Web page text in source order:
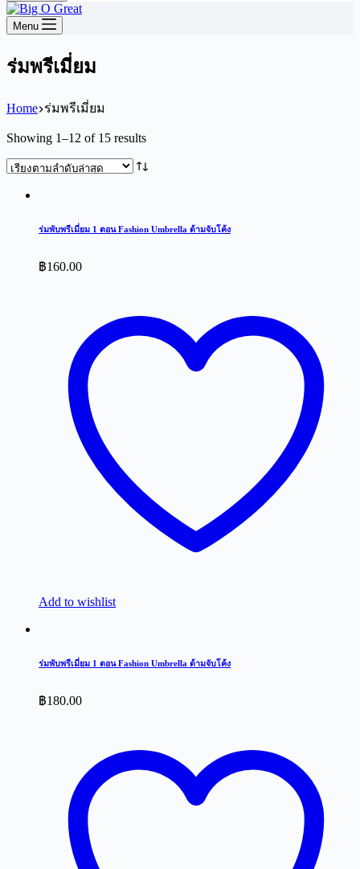
Menu
ร่มพรีเมี่ยม
Home ร่มพรีเมี่ยม
Showing 1–12 of 15 resultsSorted
latest
ร่มพับพรีเมี่ยม 1 ตอน Fashion Umbrella ด้ามจับโค้ง
฿160.00
Add to wishlist
ร่มพับพรีเมี่ยม 1 ตอน Fashion Umbrella ด้ามจับโค้ง
฿180.00